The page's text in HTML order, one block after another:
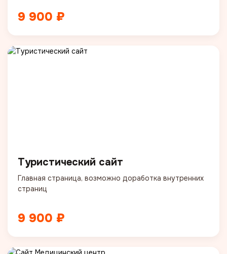
9 900 ₽
Туристический сайт
Главная страница, возможно доработка внутренних
страниц
9 900 ₽